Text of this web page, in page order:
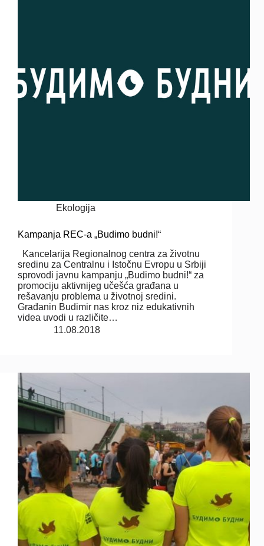
Ekologija
Kampanja REC-a „Budimo budni!“
Kancelarija Regionalnog centra za životnu
sredinu za Centralnu i Istočnu Evropu u Srbiji
sprovodi javnu kampanju „Budimo budni!“ za
promociju aktivnijeg učešća građana u
rešavanju problema u životnoj sredini.
Građanin Budimir nas kroz niz edukativnih
videa uvodi u različite…
11.08.2018